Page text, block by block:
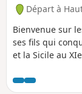
Départ à
Bienvenue sur
ses fils qui
et la Sicile au
Siciles.